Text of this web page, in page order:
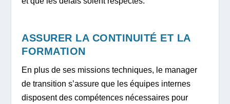
ASSURER LA CONTINUITÉ ET LA
FORMATION
En plus de ses missions techniques, le manager
de transition s’assure que les équipes internes
disposent des compétences nécessaires pour